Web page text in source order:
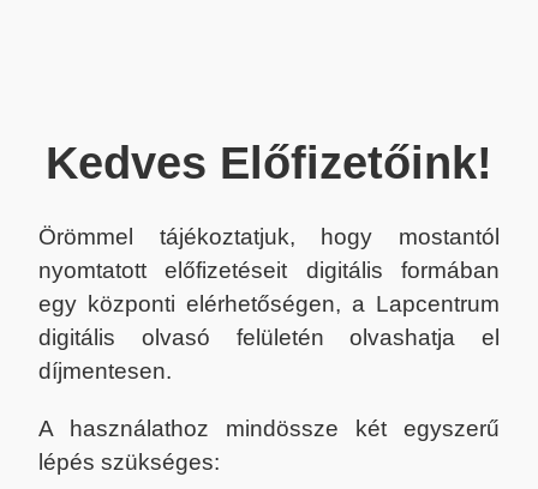
Kedves Előfizetőink!
Örömmel tájékoztatjuk, hogy mostantól
nyomtatott előfizetéseit digitális formában
egy központi elérhetőségen, a Lapcentrum
digitális olvasó felületén olvashatja el
díjmentesen.
A használathoz mindössze két egyszerű
lépés szükséges: